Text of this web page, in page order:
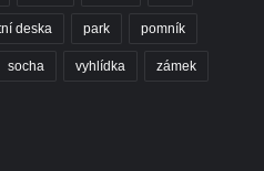
deska park pomník
socha vyhlídka zámek